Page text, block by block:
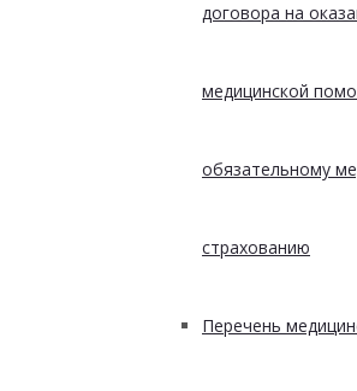
договора на
медицинской
обязательному
страхованию
Перечень